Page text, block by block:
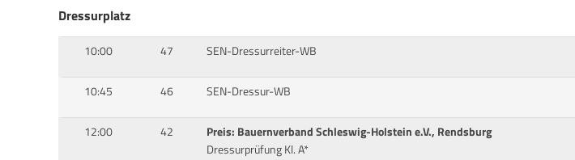
Dressurplatz
10:00 47 SEN-Dressurreiter-WB
10:45 46 SEN-Dressur-WB
12:00 42
Preis: Bauernverband Schleswig-Holstein e.V., Rendsburg
Dressurprüfung Kl. A*